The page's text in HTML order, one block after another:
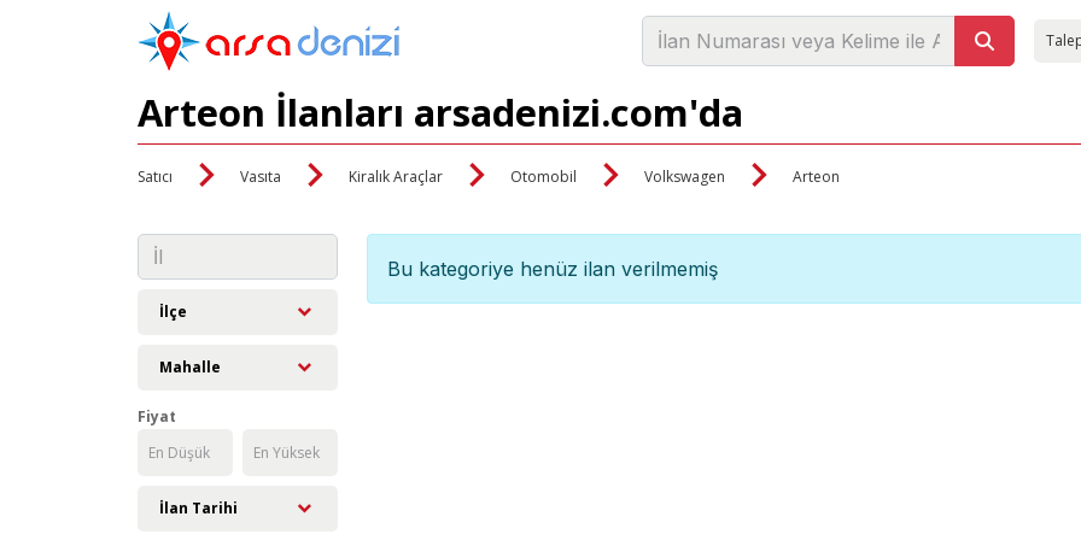
Arteon İlanları arsadenizi.com'da
Satıcı Vasıta Kiralık Araçlar Otomobil Volkswagen Arteon
İlçe
Mahalle
Fiyat
İlan Tarihi
Bu kategoriye henüz ilan verilmemiş